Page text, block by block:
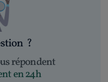
?
répondent
en 24h